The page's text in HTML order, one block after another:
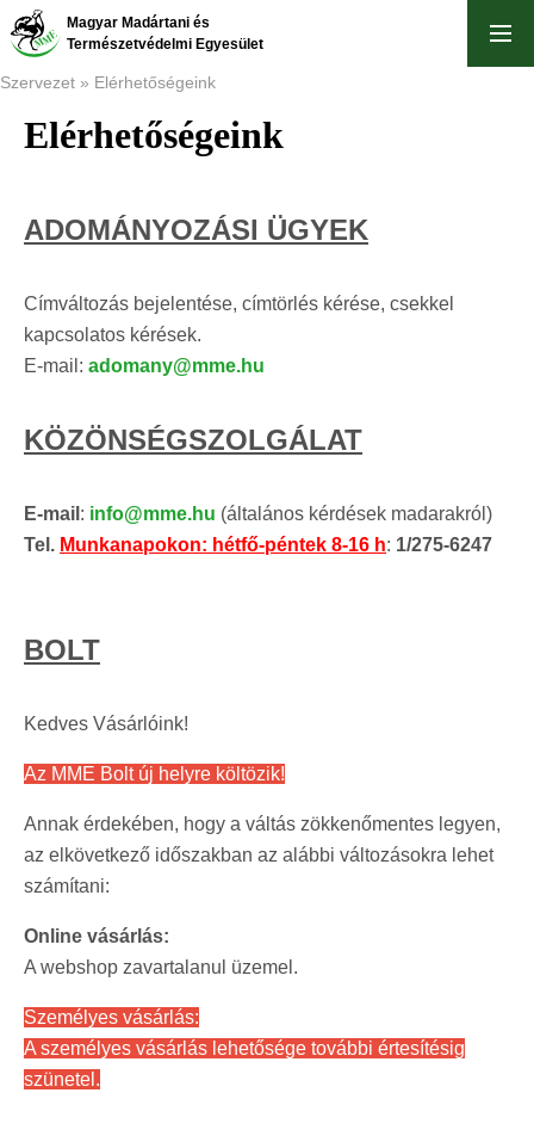
Ugrás
tartalomra
Magyar Madártani és
Természetvédelmi Egyesület
Morzsa
Szervezet Elérhetőségeink
Elérhetőségeink
ADOMÁNYOZÁSI ÜGYEK
Címváltozás bejelentése, címtörlés kérése, csekkel
kapcsolatos kérések.
E-mail: adomany@mme.hu
KÖZÖNSÉGSZOLGÁLAT
E-mail : info@mme.hu (általános kérdések madarakról)
Tel. Munkanapokon: hétfő-péntek 8-16 h: 1/275-6247
BOLT
Kedves Vásárlóink!
Az MME Bolt új helyre költözik!
Annak érdekében, hogy a váltás zökkenőmentes legyen,
az elkövetkező időszakban az alábbi változásokra lehet
számítani:
Online vásárlás:
A webshop zavartalanul üzemel.
Személyes vásárlás:
A személyes vásárlás lehetősége további értesítésig
szünetel.